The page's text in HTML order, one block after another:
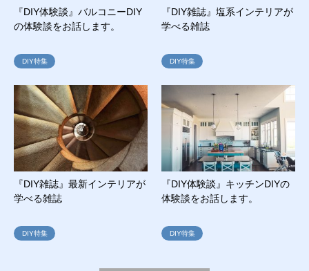
『DIY体験談』バルコニーDIY
の体験談をお話します。
DIY特集
『DIY雑誌』塩系インテリアが
学べる雑誌
DIY特集
『DIY雑誌』最新インテリアが
学べる雑誌
DIY特集
『DIY体験談』キッチンDIYの
体験談をお話します。
DIY特集